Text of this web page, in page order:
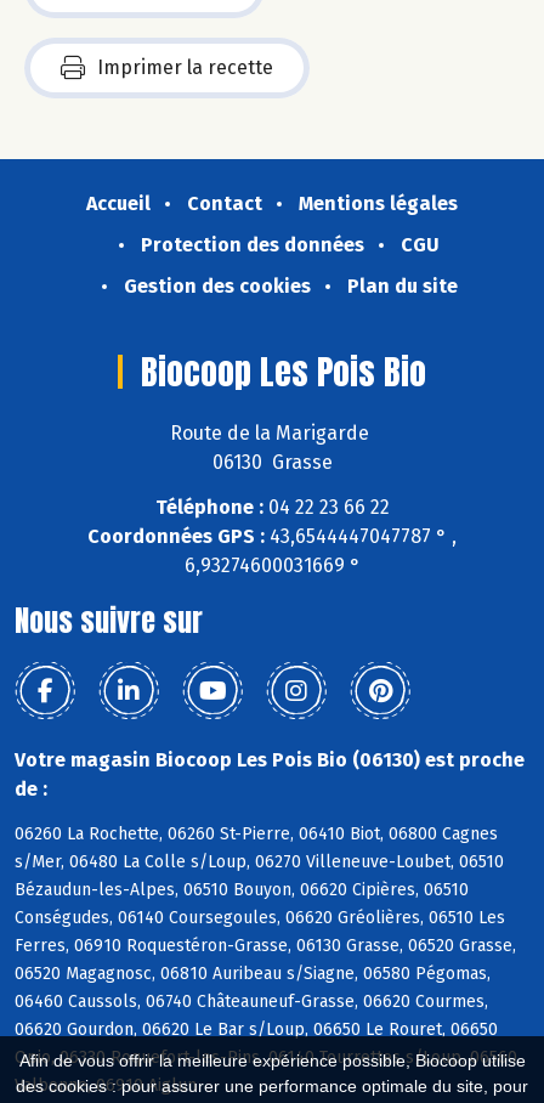
Afin de vous offrir la meilleure expérience possible, Biocoop utilise
des cookies : pour assurer une performance optimale du site, pour
Imprimer la recette
Accueil Contact
Mentions légales
Protection des données
CGU
Gestion des cookies
Plan du site
Biocoop Les Pois Bio
Route de la Marigarde
06130 Grasse
Téléphone :04 22 23 66 22
Coordonnées GPS : 43,6544447047787 ° ,
6,93274600031669 °
Nous suivre sur
Votre magasin Biocoop Les Pois Bio (06130) est proche
de :
06260 La Rochette, 06260 St-Pierre, 06410 Biot, 06800 Cagnes
s/Mer, 06480 La Colle s/Loup, 06270 Villeneuve-Loubet, 06510
Bézaudun-les-Alpes, 06510 Bouyon, 06620 Cipières, 06510
Conségudes, 06140 Coursegoules, 06620 Gréolières, 06510 Les
Ferres, 06910 Roquestéron-Grasse, 06130 Grasse, 06520 Grasse,
06520 Magagnosc, 06810 Auribeau s/Siagne, 06580 Pégomas,
06460 Caussols, 06740 Châteauneuf-Grasse, 06620 Courmes,
06620 Gourdon, 06620 Le Bar s/Loup, 06650 Le Rouret, 06650
Opio, 06330 Roquefort-les-Pins, 06140 Tourrettes s/Loup, 06560
Valbonne, 06910 Aiglun